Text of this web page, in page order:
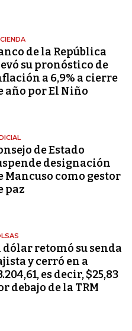
de la República
su pronóstico de
a 6,9% a cierre
año por El Niño
de Estado
designación
Mancuso como gestor
paz
dólar retomó su senda
y cerró en a
es decir, $25,83
debajo de la TRM